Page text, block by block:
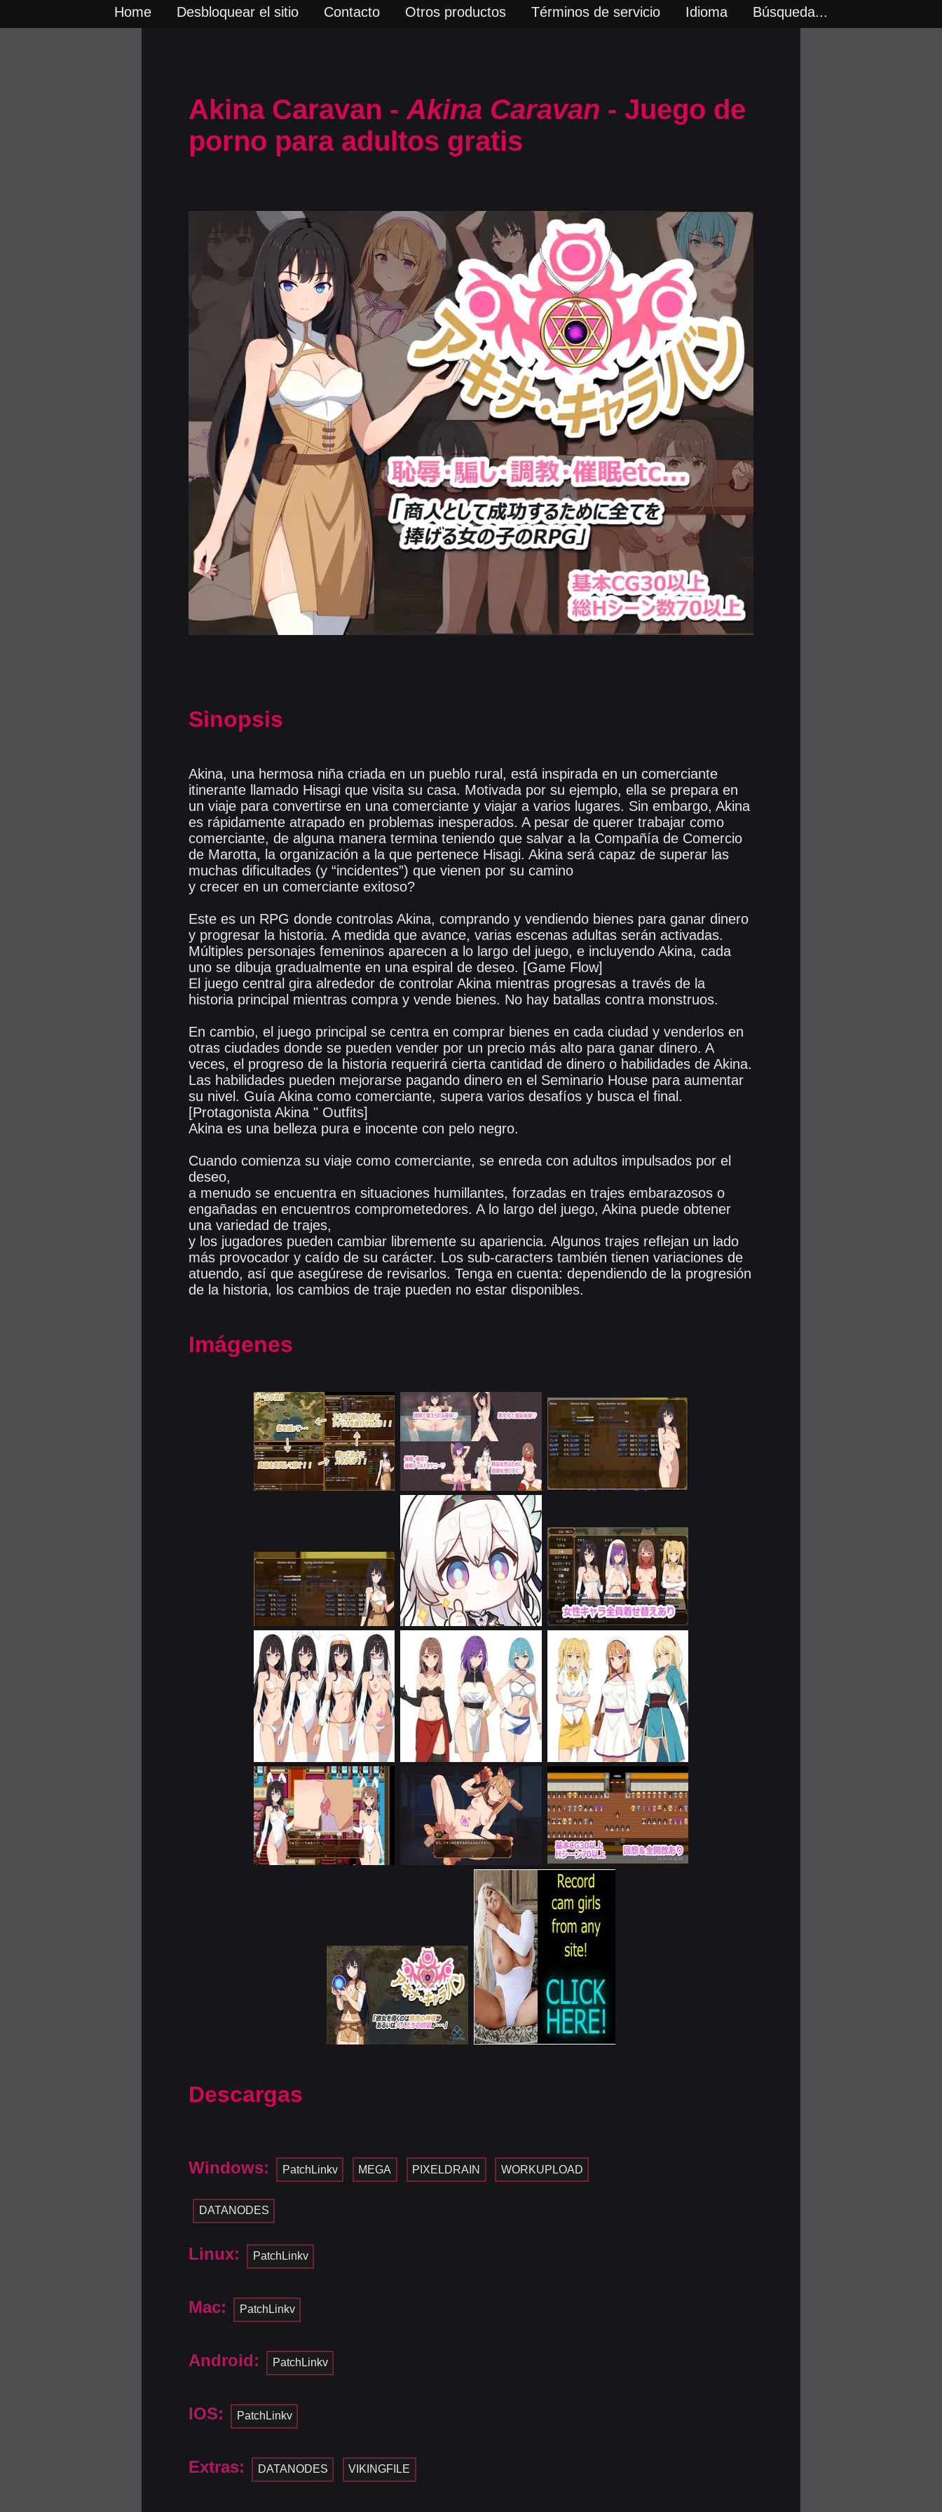
Home Desbloquear el sitio Contacto Otros productos Términos de servicio Idioma Búsqueda...
Akina Caravan - Akina Caravan - Juego de
porno para adultos gratis
Sinopsis
Akina, una hermosa niña criada en un pueblo rural, está inspirada en un comerciante
itinerante llamado Hisagi que visita su casa. Motivada por su ejemplo, ella se prepara en
un viaje para convertirse en una comerciante y viajar a varios lugares. Sin embargo, Akina
es rápidamente atrapado en problemas inesperados. A pesar de querer trabajar como
comerciante, de alguna manera termina teniendo que salvar a la Compañía de Comercio
de Marotta, la organización a la que pertenece Hisagi. Akina será capaz de superar las
muchas dificultades (y “incidentes”) que vienen por su camino
y crecer en un comerciante exitoso?
Este es un RPG donde controlas Akina, comprando y vendiendo bienes para ganar dinero
y progresar la historia. A medida que avance, varias escenas adultas serán activadas.
Múltiples personajes femeninos aparecen a lo largo del juego, e incluyendo Akina, cada
uno se dibuja gradualmente en una espiral de deseo. [Game Flow]
El juego central gira alrededor de controlar Akina mientras progresas a través de la
historia principal mientras compra y vende bienes. No hay batallas contra monstruos.
En cambio, el juego principal se centra en comprar bienes en cada ciudad y venderlos en
otras ciudades donde se pueden vender por un precio más alto para ganar dinero. A
veces, el progreso de la historia requerirá cierta cantidad de dinero o habilidades de Akina.
Las habilidades pueden mejorarse pagando dinero en el Seminario House para aumentar
su nivel. Guía Akina como comerciante, supera varios desafíos y busca el final.
[Protagonista Akina " Outfits]
Akina es una belleza pura e inocente con pelo negro.
Cuando comienza su viaje como comerciante, se enreda con adultos impulsados por el
deseo,
a menudo se encuentra en situaciones humillantes, forzadas en trajes embarazosos o
engañadas en encuentros comprometedores. A lo largo del juego, Akina puede obtener
una variedad de trajes,
y los jugadores pueden cambiar libremente su apariencia. Algunos trajes reflejan un lado
más provocador y caído de su carácter. Los sub-caracters también tienen variaciones de
atuendo, así que asegúrese de revisarlos. Tenga en cuenta: dependiendo de la progresión
de la historia, los cambios de traje pueden no estar disponibles.
Imágenes
Descargas
Windows: PatchLinkv MEGA PIXELDRAIN WORKUPLOAD
DATANODES
Linux: PatchLinkv
Mac: PatchLinkv
Android: PatchLinkv
IOS: PatchLinkv
Extras: DATANODES VIKINGFILE